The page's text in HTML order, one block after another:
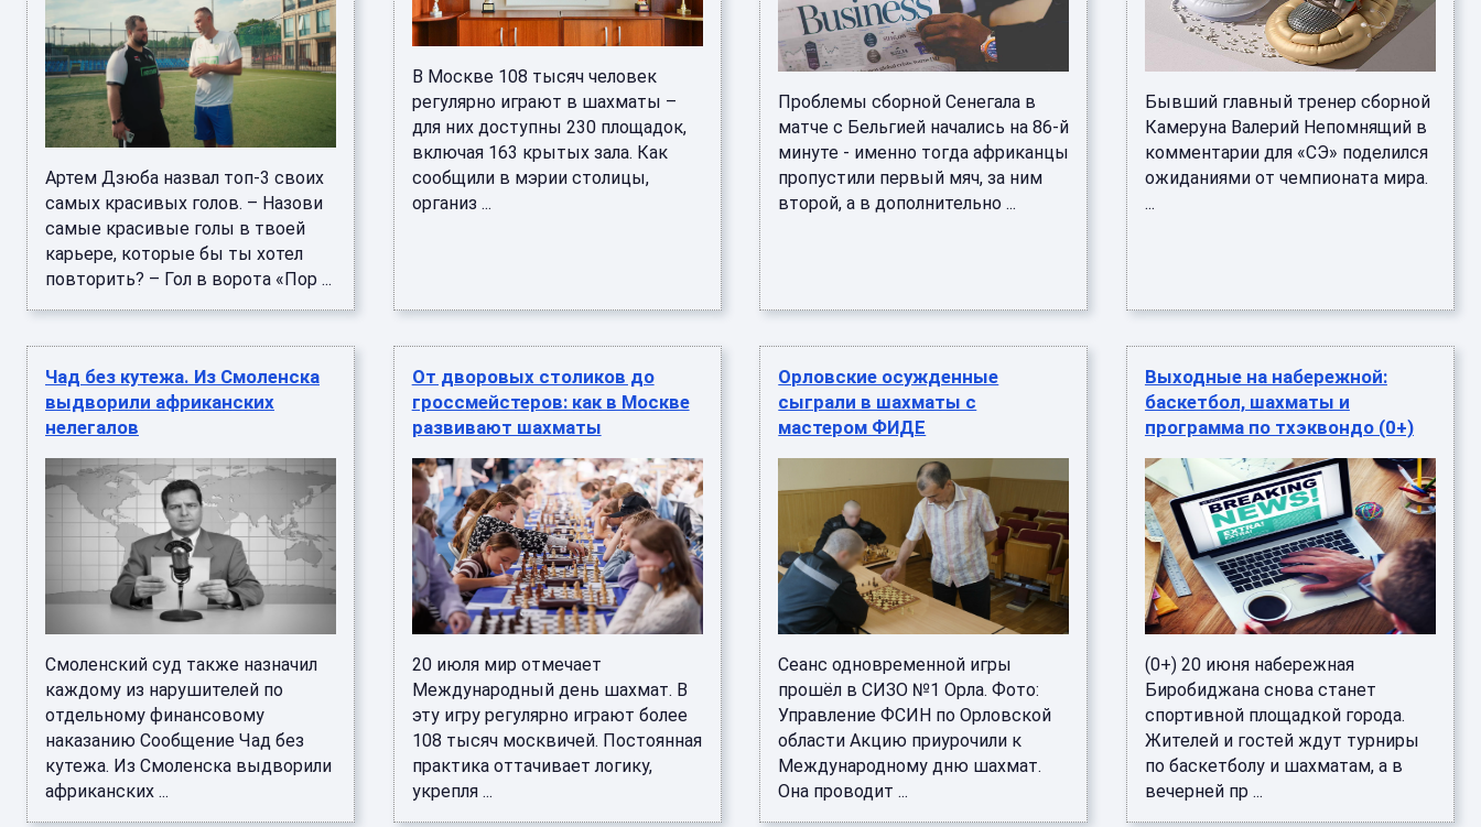
Артем Дзюба назвал топ-3 своих
самых красивых голов. – Назови
самые красивые голы в твоей
карьере, которые бы ты хотел
повторить? – Гол в ворота «Пор ...
В Москве 108 тысяч человек
регулярно играют в шахматы –
для них доступны 230 площадок,
включая 163 крытых зала. Как
сообщили в мэрии столицы,
организ ...
Проблемы сборной Сенегала в
матче с Бельгией начались на 86-й
минуте - именно тогда африканцы
пропустили первый мяч, за ним
второй, а в дополнительно ...
Бывший главный тренер сборной
Камеруна Валерий Непомнящий в
комментарии для «СЭ» поделился
ожиданиями от чемпионата мира.
...
Чад без кутежа. Из Смоленска
выдворили африканских
нелегалов
Смоленский суд также назначил
каждому из нарушителей по
отдельному финансовому
наказанию Сообщение Чад без
кутежа. Из Смоленска выдворили
африканских ...
От дворовых столиков до
гроссмейстеров: как в Москве
развивают шахматы
20 июля мир отмечает
Международный день шахмат. В
эту игру регулярно играют более
108 тысяч москвичей. Постоянная
практика оттачивает логику,
укрепля ...
Орловские осужденные
сыграли в шахматы с
мастером ФИДЕ
Сеанс одновременной игры
прошёл в СИЗО №1 Орла. Фото:
Управление ФСИН по Орловской
области Акцию приурочили к
Международному дню шахмат.
Она проводит ...
Выходные на набережной:
баскетбол, шахматы и
программа по тхэквондо (0+)
(0+) 20 июня набережная
Биробиджана снова станет
спортивной площадкой города.
Жителей и гостей ждут турниры
по баскетболу и шахматам, а в
вечерней пр ...